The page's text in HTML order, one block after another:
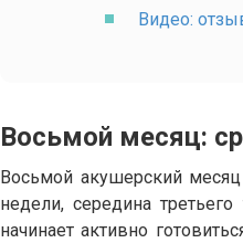
Видео:
Восьмой месяц:
Восьмой акушерский
недели, середина
начинает активно